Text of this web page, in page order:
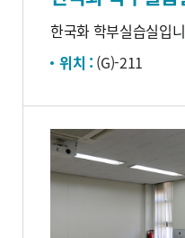
한국화 학부실습실입
위치 : (G)-211